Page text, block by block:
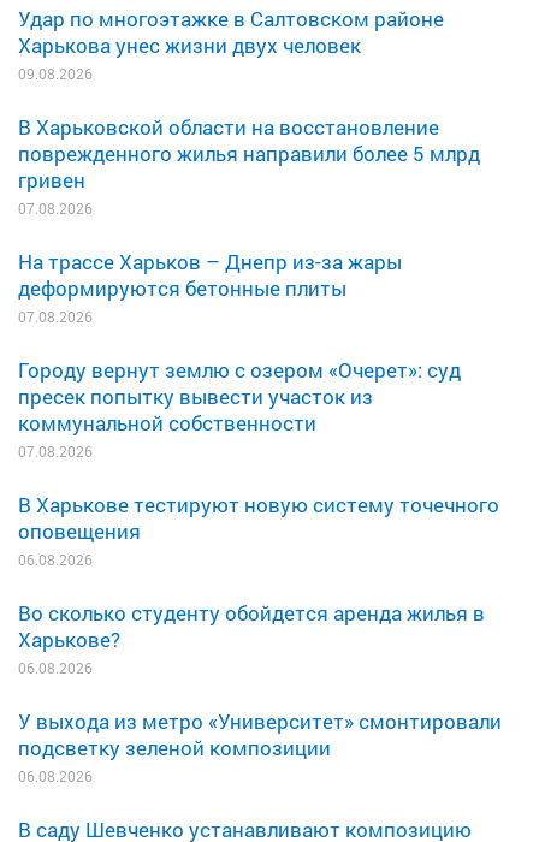
Удар по многоэтажке в Салтовском районе
Харькова унес жизни двух человек
09.08.2026
В Харьковской области на восстановление
поврежденного жилья направили более 5 млрд
гривен
07.08.2026
На трассе Харьков – Днепр из-за жары
деформируются бетонные плиты
07.08.2026
Городу вернут землю с озером «Очерет»: суд
пресек попытку вывести участок из
коммунальной собственности
07.08.2026
В Харькове тестируют новую систему точечного
оповещения
06.08.2026
Во сколько студенту обойдется аренда жилья в
Харькове?
06.08.2026
У выхода из метро «Университет» смонтировали
подсветку зеленой композиции
06.08.2026
В саду Шевченко устанавливают композицию